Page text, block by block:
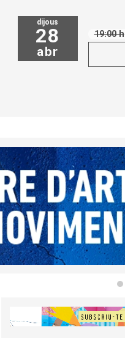
dijous
28
abr
19:00 h